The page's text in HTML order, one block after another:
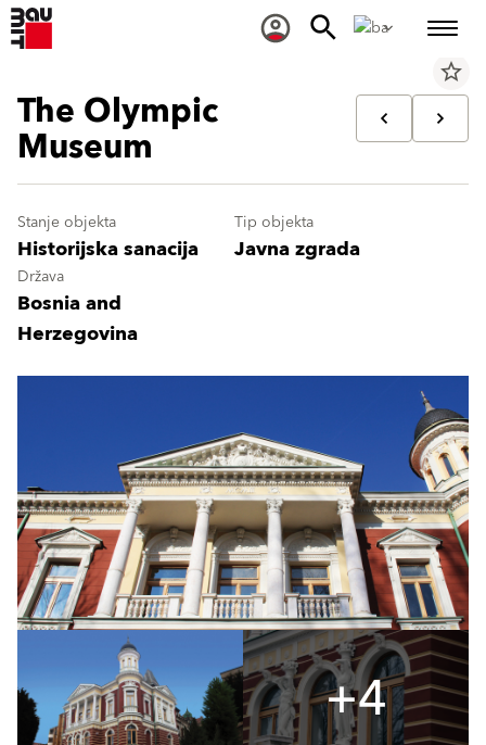
star_border
The Olympic
Museum
Stanje objekta
Historijska sanacija
Tip objekta
Javna zgrada
Država
Bosnia and
Herzegovina
+4